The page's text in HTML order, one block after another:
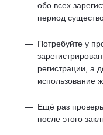
обо всех
период
Потребуйте у
регистрации, а
использование
Ещё раз
после этого